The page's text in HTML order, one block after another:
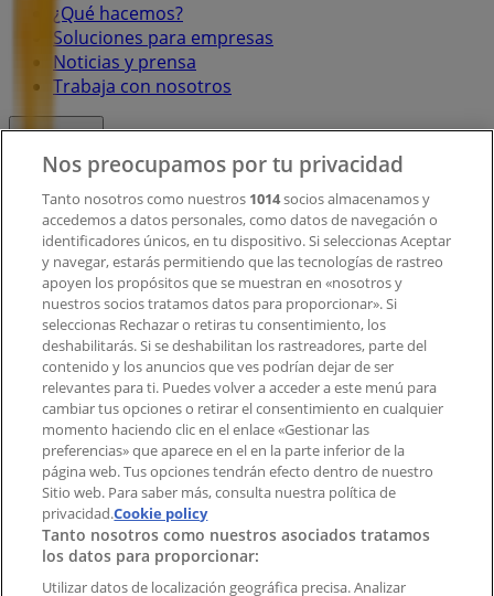
¿Qué hacemos?
Soluciones para empresas
Noticias y prensa
Trabaja con nosotros
Contacto comercial y de marketing
Tienda mal colocada en el mapa
Notificar un folleto
¿Encontraste un problema en la web o en la
aplicación?
Índices
Marcas
Marcas locales
Negocios
Negocios cercanos
Productos
Productos locales
Nos preocupamos por tu privacidad
Tanto nosotros como nuestros 1014socios almacenamos y
accedemos a datos personales, como datos de navegación o
identificadores únicos, en tu dispositivo. Si seleccionas Aceptar
y navegar, estarás permitiendo que las tecnologías de rastreo
apoyen los propósitos que se muestran en «nosotros y
nuestros socios tratamos datos para proporcionar». Si
seleccionas Rechazar o retiras tu consentimiento, los
deshabilitarás. Si se deshabilitan los rastreadores, parte del
contenido y los anuncios que ves podrían dejar de ser
relevantes para ti. Puedes volver a acceder a este menú para
cambiar tus opciones o retirar el consentimiento en cualquier
momento haciendo clic en el enlace «Gestionar las
preferencias» que aparece en el en la parte inferior de la
página web. Tus opciones tendrán efecto dentro de nuestro
Sitio web. Para saber más, consulta nuestra política de
privacidad.Cookie policy
Tanto nosotros como nuestros asociados tratamos
los datos para proporcionar:
Utilizar datos de localización geográfica precisa. Analizar